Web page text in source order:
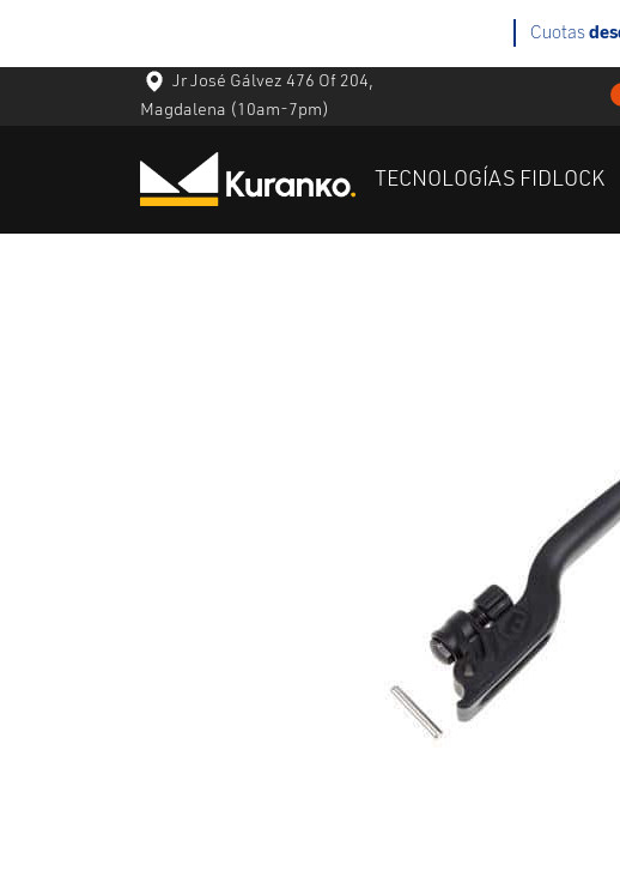
Jr José Gálvez 476 Of 204,
Magdalena (10am-7pm)
TECNOLOGÍAS FIDLOCK